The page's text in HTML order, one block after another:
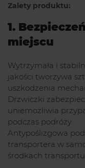
Zalety produktu:
1.
miejscu
Wytrzymała i
jakości tworzywa
uszkodzenia
Drzwiczki
uniemożliwia
podczas podróży.
Antypoślizgowa
transportera w
środkach